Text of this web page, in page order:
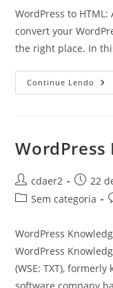
post:
WordPress to
convert your
the right place. In
Continue Lendo
To
WordPress
Autor
do
cdaer2
Post22
Categoria
post:
Sem categoria
WordPress
WordPress
(WSE: TXT),